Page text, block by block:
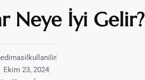
Neye İyi Gelir?
Ekim 23, 2024